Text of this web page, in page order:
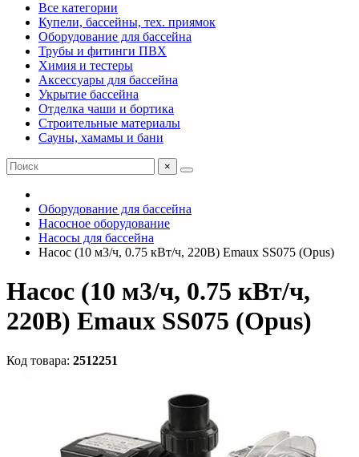
Все категории
Купели, бассейны, тех. приямок
Оборудование для бассейна
Трубы и фитинги ПВХ
Химия и тестеры
Аксессуары для бассейна
Укрытие бассейна
Отделка чаши и бортика
Строительные материалы
Сауны, хамамы и бани
×
Оборудование для бассейна
Насосное оборудование
Насосы для бассейна
Насос (10 м3/ч, 0.75 кВт/ч, 220В) Emaux SS075 (Opus)
Насос (10 м3/ч, 0.75 кВт/ч,
220В) Emaux SS075 (Opus)
Код товара: 2512251